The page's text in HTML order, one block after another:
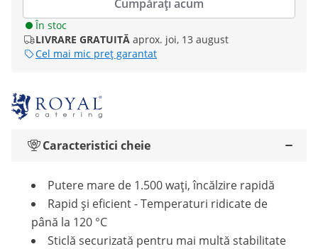
Cumpărați acum
În stoc
LIVRARE GRATUITĂ aprox. joi, 13 august
Cel mai mic preț garantat
Caracteristici cheie
Putere mare de 1.500 wați, încălzire rapidă
Rapid și eficient - Temperaturi ridicate de
până la 120 °C
Sticlă securizată pentru mai multă stabilitate